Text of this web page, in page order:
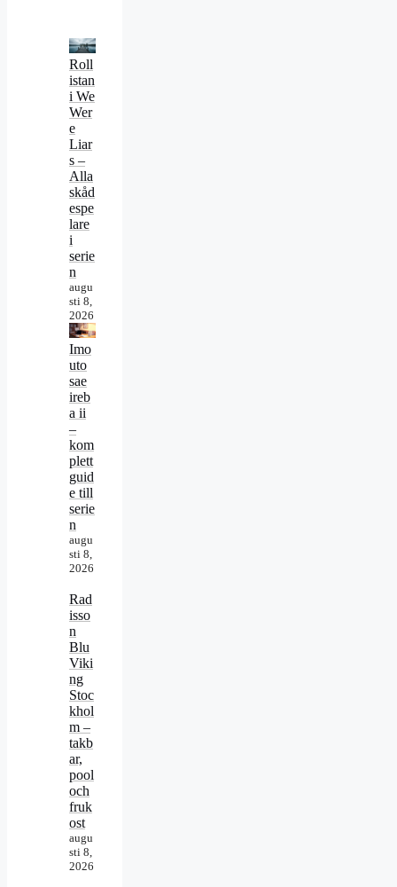
Roll
istan
i We
Wer
e
Liar
s –
Alla
skåd
espe
lare
i
serie
n
augu
sti 8,
2026
Imo
uto
sae
ireb
a ii
–
kom
plett
guid
e till
serie
n
augu
sti 8,
2026
Rad
isso
n
Blu
Viki
ng
Stoc
khol
m –
takb
ar,
pool
och
fruk
ost
augu
sti 8,
2026